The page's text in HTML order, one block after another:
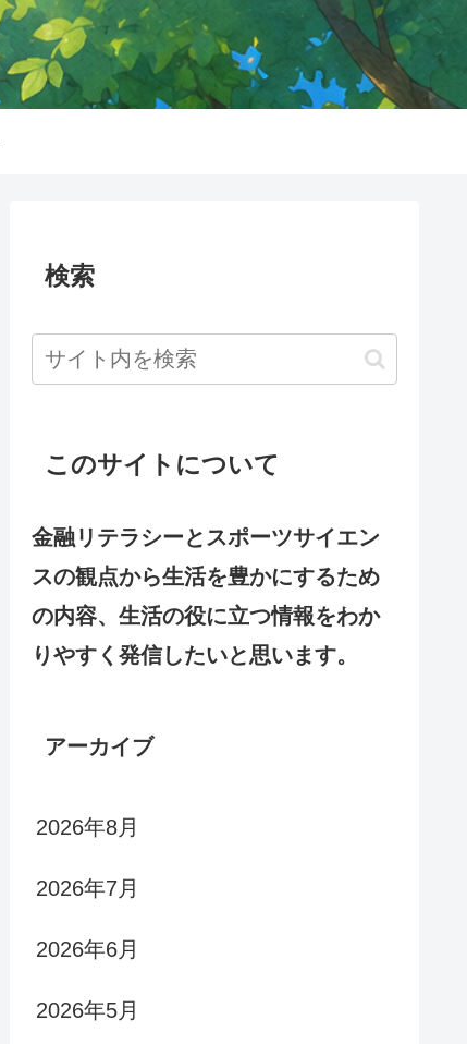
検索
このサイトについて
金融リテラシーとスポーツサイエン
スの観点から生活を豊かにするため
の内容、生活の役に立つ情報をわか
りやすく発信したいと思います。
アーカイブ
2026年8月
2026年7月
2026年6月
2026年5月